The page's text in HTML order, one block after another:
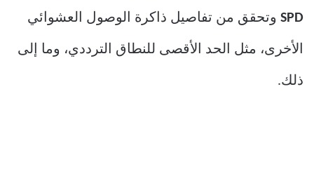
SPD وتحقق من تفاصيل ذاكرة الوصول العشوائي
الأخرى، مثل الحد الأقصى للنطاق الترددي، وما إلى
ذلك.